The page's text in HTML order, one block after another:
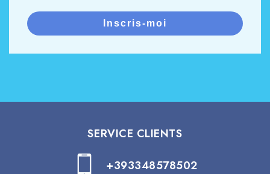
Inscris-moi
SERVICE CLIENTS
+393348578502